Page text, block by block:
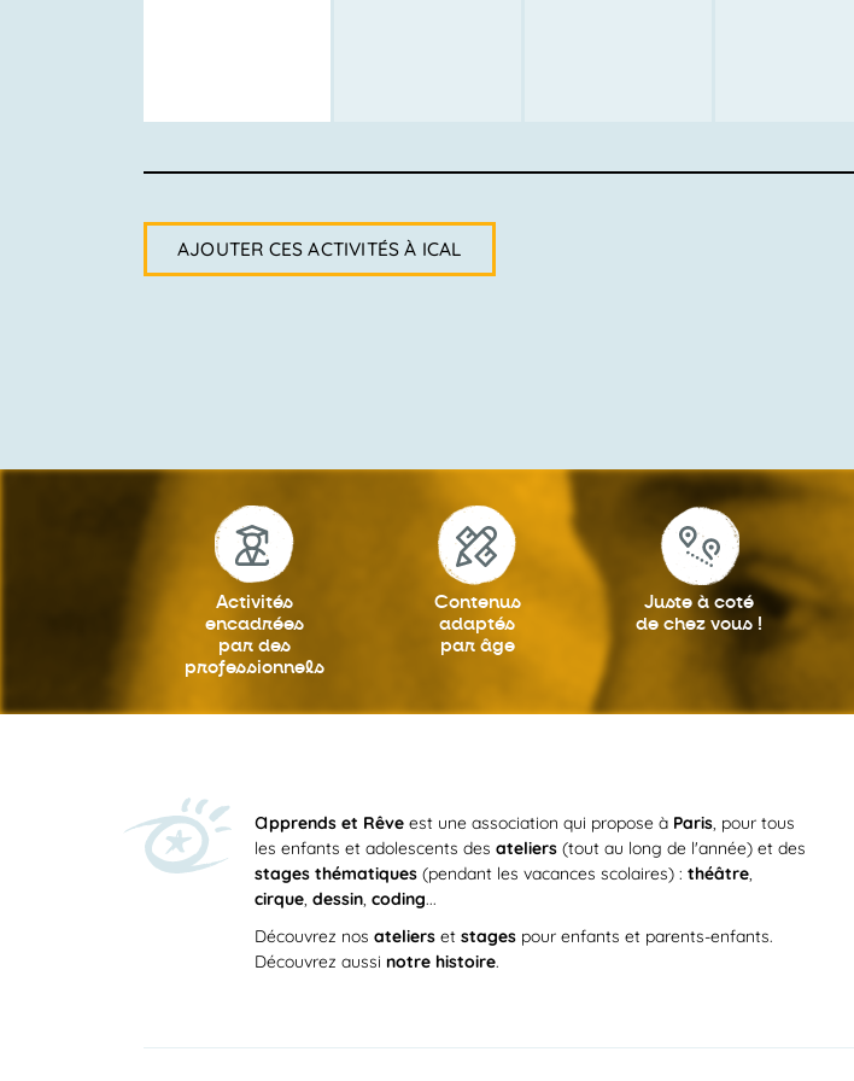
AJOUTER CES ACTIVITÉS À ICAL
Activités
encadrées
par des
professionnels
Contenus
adaptés
par âge
Juste à coté
de chez vous !
apprends et Rêve est une association qui propose à Paris, pour tous
les enfants et adolescents desateliers (tout au long de l'année) et des
stages thématiques (pendant les vacances scolaires) :théâtre,
cirque,dessin,coding...
Découvrez nosateliers etstages pour enfants et parents-enfants.
Découvrez aussinotre histoire.